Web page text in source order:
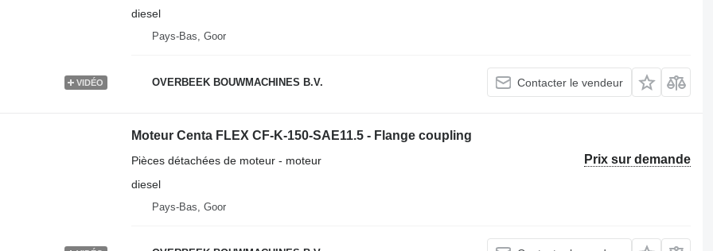
VIDÉO
diesel
Pays-Bas, Goor
OVERBEEK BOUWMACHINES B.V. Contacter le vendeur
Moteur Centa FLEX CF-K-150-SAE11.5 - Flange coupling
Prix sur demande
Pièces détachées de moteur - moteur
diesel
Pays-Bas, Goor